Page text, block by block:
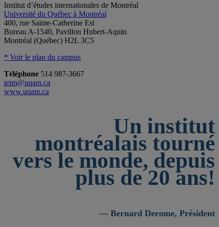
Institut d’études internationales de Montréal
Université du Québec à Montréal
400, rue Sainte-Catherine Est
Bureau A-1540, Pavillon Hubert-Aquin
Montréal (Québec) H2L 3C5
* Voir le plan du campus
Téléphone 514 987-3667
ieim@uqam.ca
www.uqam.ca
Un institut
montréalais tourné
vers le monde, depuis
plus de 20 ans!
— Bernard Derome, Président